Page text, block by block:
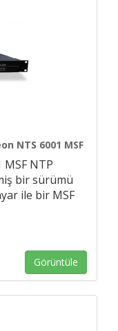
NTS 6001 MSF
MSF NTP
bir sürümü
ile bir MSF
Görüntüle